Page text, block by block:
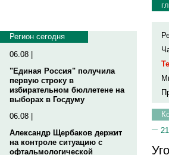
Регион сегодня
06.08 |
"Единая Россия" получила
первую строку в
избирательном бюллетене на
выборах в Госдуму
06.08 |
Александр Щербаков держит
на контроле ситуацию с
офтальмологической